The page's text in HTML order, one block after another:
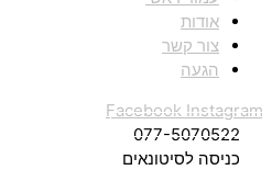
אודות
צור קשר
הגעה
Facebook Instagram
077-5070522
כניסה לסיטונאים